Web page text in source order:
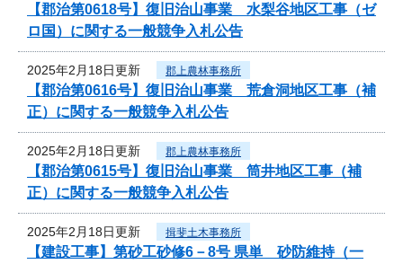
【郡治第0618号】復旧治山事業 水梨谷地区工事（ゼ
ロ国）に関する一般競争入札公告
2025年2月18日更新 郡上農林事務所
【郡治第0616号】復旧治山事業 荒倉洞地区工事（補
正）に関する一般競争入札公告
2025年2月18日更新 郡上農林事務所
【郡治第0615号】復旧治山事業 筒井地区工事（補
正）に関する一般競争入札公告
2025年2月18日更新 揖斐土木事務所
【建設工事】第砂工砂修6－8号 県単 砂防維持（一